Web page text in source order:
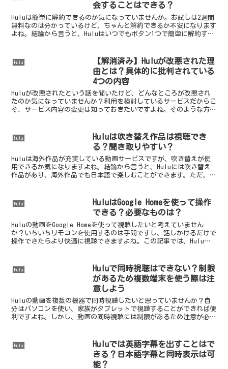
会することはできる？
Huluは簡単に解約できるのか気になっていませんか。お試しは2週間
無料なのは分かっているけど、ちゃんと解約できるか不安になります
よね。結論から言うと、Huluはいつでもボタン1つで簡単に解約する
Hulu
【解消済み】Huluが改悪された理
由とは？具体的に批判されている
4つの内容
Huluが改悪されたという話を聞いたけど、どんなところが改悪され
たのか気になっていませんか？利用を検討しているサービスだからこ
そ、サービス内容の変更は知っておきたいですよね。そのような方の
Hulu
Huluは吹き替え作品は視聴でき
る？聞き取りやすい？
Huluは海外作品が充実している動画サービスですが、吹き替えが使
用できるか気になりますよね。結論から言うと、Huluには吹き替え
作品があり、海外作品でも日本語で楽しむことができます。ただ、動
Hulu
HuluはGoogle Homeを使って操作
できる？必要なものは？
Huluの動画をGoogle Homeを使って視聴したいと考えていません
か？いちいちリモコンを使用するのは手間ですし、話しかけるだけで
操作できたらより快適に視聴できますよね。この記事では、Huluが
Hulu
Huluで同時視聴はできない？制限
があるため複数端末を使う際は注
意しよう
Huluの動画を複数の機器で同時視聴したいと思っていませんか？自
分はパソコンを使い、家族がタブレットで視聴することができれば便
利ですよね。しかし、動画の同時視聴には制限があるため注意が必要
Hulu
Huluでは英語字幕を出すことはで
きる？日本語字幕と同時表示は可
能？